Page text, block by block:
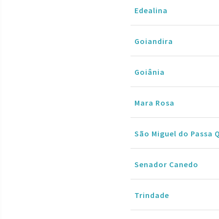
Edealina
Goiandira
Goiânia
Mara Rosa
São Miguel do Passa
Senador Canedo
Trindade